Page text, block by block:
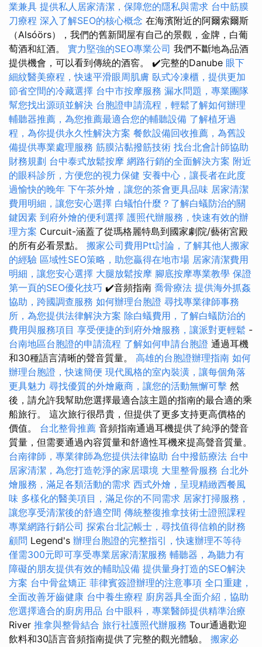
業兼具 提供私人居家清潔，保障您的隱私與需求 台中筋膜
刀療程 深入了解SEO的核心概念 在海濱附近的阿爾索爾斯
（Alsóörs），我們的舊新聞屋有自己的景觀，金牌，白葡
萄酒和紅酒。 實力堅強的SEO專業公司 我們不斷地為品酒
提供機會，可以看到傳統的酒窖。 ✔️完整的Danube 眼下
細紋醫美療程，快速平滑眼周肌膚 臥式冷凍櫃，提供更加
節省空間的冷藏選擇 台中市按摩服務 漏水問題，專業團隊
幫您找出源頭並解決 台胞證申請流程，輕鬆了解如何辦理
輔聽器推薦，為您推薦最適合您的輔聽設備 了解植牙過
程，為你提供永久性解決方案 餐飲設備回收推薦，為舊設
備提供專業處理服務 筋膜沾黏撥筋技術 找台北會計師協助
財務規劃 台中泰式放鬆按摩 網路行銷的全面解決方案 附近
的眼科診所，方便您的視力保健 安養中心，讓長者在此度
過愉快的晚年 下午茶外燴，讓您的茶會更具品味 居家清潔
費用明細，讓您安心選擇 白蟻怕什麼？了解白蟻防治的關
鍵因素 到府外燴的便利選擇 護照代辦服務，快速有效的辦
理方案 Curcuit-涵蓋了從瑪格麗特島到國家劇院/藝術宮殿
的所有必看景點。 搬家公司費用Ptt討論，了解其他人搬家
的經驗 區域性SEO策略，助您贏得在地市場 居家清潔費用
明細，讓您安心選擇 大腿放鬆按摩 腳底按摩專業教學 保證
第一頁的SEO優化技巧 ✔️音頻指南 喬骨療法 提供海外抓姦
協助，跨國調查服務 如何辦理台胞證 尋找專業律師事務
所，為您提供法律解決方案 除白蟻費用，了解白蟻防治的
費用與服務項目 享受便捷的到府外燴服務，讓派對更輕鬆 -
台南地區台胞證的申請流程 了解如何申請台胞證 通過耳機
和30種語言清晰的聲音質量。 高雄的台胞證辦理指南 如何
辦理台胞證，快速簡便 現代風格的室內裝潢，讓每個角落
更具魅力 尋找優質的外燴廠商，讓您的活動無懈可擊 然
後，請允許我幫助您選擇最適合該主題的指南的最合適的乘
船旅行。 這次旅行很昂貴，但提供了更多支持更高價格的
價值。 台北整骨推薦 音頻指南通過耳機提供了純淨的聲音
質量，但需要通過內容質量和舒適性耳機來提高聲音質量。
台南律師，專業律師為您提供法律協助 台中撥筋療法 台中
居家清潔，為您打造乾淨的家居環境 大里整骨服務 台北外
燴服務，滿足各類活動的需求 西式外燴，呈現精緻西餐風
味 多樣化的醫美項目，滿足你的不同需求 居家打掃服務，
讓您享受清潔後的舒適空間 傳統整復推拿技術士證照課程
專業網路行銷公司 探索台北記帳士，尋找值得信賴的財務
顧問 Legend's 辦理台胞證的完整指引，快速辦理不等待
僅需300元即可享受專業居家清潔服務 輔聽器，為聽力有
障礙的朋友提供有效的輔助設備 提供量身打造的SEO解決
方案 台中骨盆矯正 菲律賓簽證辦理的注意事項 全口重建，
全面改善牙齒健康 台中養生療程 廚房器具全面介紹，協助
您選擇適合的廚房用品 台中眼科，專業醫師提供精準治療
River 推拿與整骨結合 旅行社護照代辦服務 Tour通過歡迎
飲料和30語言音頻指南提供了完整的觀光體驗。 搬家必